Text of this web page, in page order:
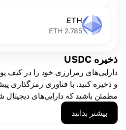
ذخیره USDC
دارایی‌های رمزارزی خود را در کیف
و ذخیره کنید. با فناوری رمزگذاری
مطمئن باشید که دارایی‌های دیجیتال
بیشتر بدانید
ETH
2.785
ETH